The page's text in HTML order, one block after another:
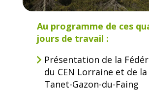
Au programme de ces
jours de travail :
Présentation de la
du CEN Lorraine et de la
Tanet-Gazon-du-Faing